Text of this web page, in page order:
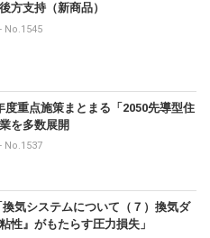
方支持（新商品）
- No.1545
度重点施策まとまる「2050先導型住
を多数展開
- No.1537
気システムについて（７）換気ダ
性』がもたらす圧力損失」